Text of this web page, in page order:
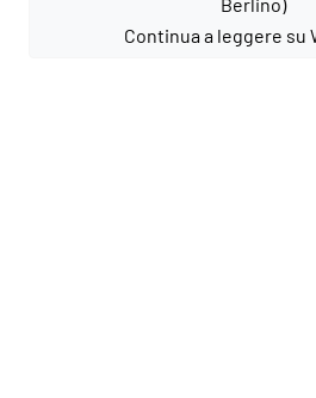
Continua a leggere su